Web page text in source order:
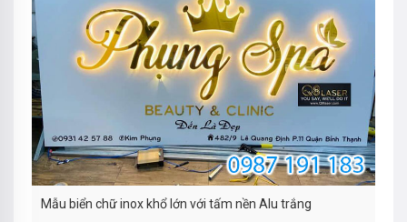
Mẫu biển chữ inox khổ lớn với tấm nền Alu trắng